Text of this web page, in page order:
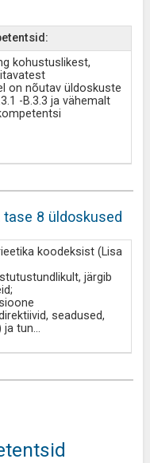
kohustuslikest,
on nõutav üldoskuste
-B.3.3 ja vähemalt
tase 8 üldoskused
koodeksist (Lisa
järgib
seadused,
ja tun...